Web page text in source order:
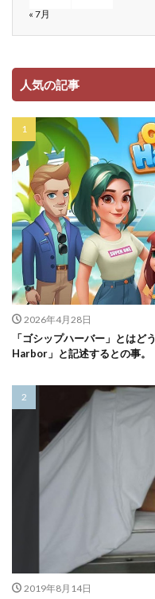
« 7月
人気の記事
2026年4月28日
「ゴシップハーバー」とは
Harbor」と記述するとの事。
2019年8月14日